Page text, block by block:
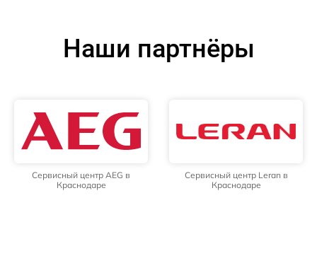
Наши партнёры
Сервисный центр AEG в
Краснодаре
Сервисный центр Leran в
Краснодаре